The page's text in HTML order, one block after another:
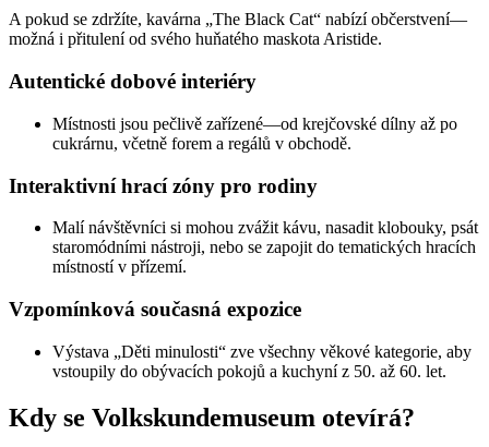
A pokud se zdržíte, kavárna „The Black Cat“ nabízí občerstvení—
možná i přitulení od svého huňatého maskota Aristide.
Autentické dobové interiéry
Místnosti jsou pečlivě zařízené—od krejčovské dílny až po
cukrárnu, včetně forem a regálů v obchodě.
Interaktivní hrací zóny pro rodiny
Malí návštěvníci si mohou zvážit kávu, nasadit klobouky, psát
staromódními nástroji, nebo se zapojit do tematických hracích
místností v přízemí.
Vzpomínková současná expozice
Výstava „Děti minulosti“ zve všechny věkové kategorie, aby
vstoupily do obývacích pokojů a kuchyní z 50. až 60. let.
Kdy se Volkskundemuseum otevírá?